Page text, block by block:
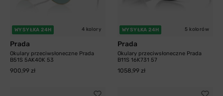
WYSYŁKA 24H 4 kolory
Prada
Okulary przeciwsłoneczne Prada
B51S 5AK40K 53
900,99 zł
WYSYŁKA 24H 5 kolorów
Prada
Okulary przeciwsłoneczne Prada
B11S 16K731 57
1058,99 zł